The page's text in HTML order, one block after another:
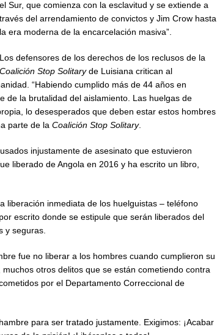
el Sur, que comienza con la esclavitud y se extiende a
través del arrendamiento de convictos y Jim Crow hasta
la era moderna de la encarcelación masiva”.
Los defensores de los derechos de los reclusos de la
Coalición Stop Solitaryde Luisiana critican al
“Habiendo cumplido más de 44 años en
de la brutalidad del aislamiento. Las huelgas de
lo desesperados que deben estar estos hombres
parte de la Coalición Stop Solitary.
injustamente de asesinato que estuvieron
liberado de Angola en 2016 y ha escrito un libro,
liberación inmediata de los huelguistas – teléfono
escrito donde se estipule que serán liberados del
y seguras.
fue no liberar a los hombres cuando cumplieron su
otros delitos que se están cometiendo contra
por el Departamento Correccional de
para ser tratado justamente. Exigimos: ¡Acabar